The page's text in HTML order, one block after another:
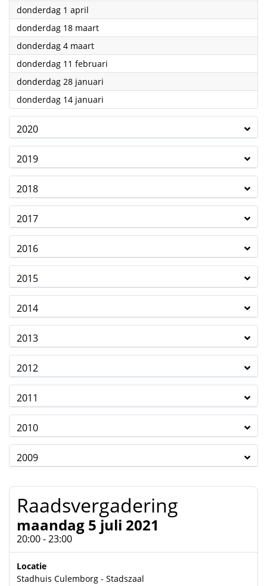
donderdag 1 april
donderdag 18 maart2021
donderdag 4 maart2021
donderdag 11 februari
donderdag 28 januari
donderdag 14 januari
2020
2019
2018
2017
2016
2015
2014
2013
2012
2011
2010
2009
Raadsvergadering
maandag 5 juli 2021
20:00 - 23:00
Locatie
Stadhuis Culemborg - Stadszaal